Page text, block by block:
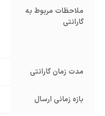
ملاحظات مربوط به
گارانتی
مدت زمان گارانتی
بازه زمانی ارسال